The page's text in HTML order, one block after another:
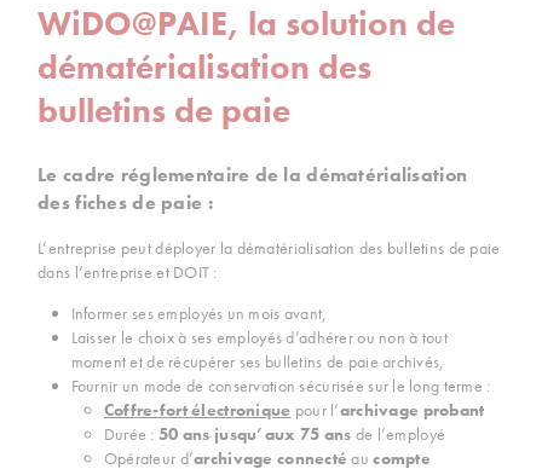
WiDO@PAIE, la solution de
dématérialisation des
bulletins de paie
Le cadre réglementaire de la dématérialisation
des fiches de paie :
L’entreprise peut déployer la dématérialisation des bulletins de paie
dans l’entreprise et DOIT :
Informer ses employés un mois avant,
Laisser le choix à ses employés d’adhérer ou non à tout
moment et de récupérer ses bulletins de paie archivés,
Fournir un mode de conservation sécurisée sur le long terme :
Coffre-fort électronique pour l’archivage probant
Durée :50 ans jusqu’aux 75 ans de l’employé
Opérateur d’archivage connecté aucompte